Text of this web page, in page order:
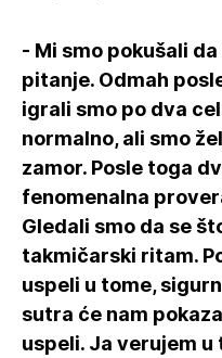
- Mi smo pokušali
pitanje. Odmah
igrali smo po dva
normalno, ali smo
zamor. Posle toga
fenomenalna
Gledali smo da se
takmičarski ritam.
uspeli u tome,
sutra će nam
uspeli. Ja verujem u